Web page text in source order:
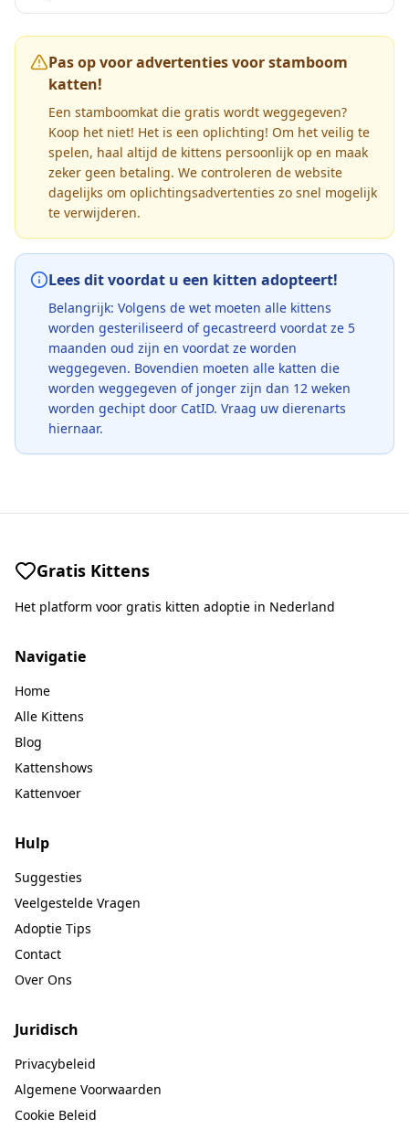
Pas op voor advertenties voor stamboom
katten!
Een stamboomkat die gratis wordt weggegeven?
Koop het niet! Het is een oplichting! Om het veilig te
spelen, haal altijd de kittens persoonlijk op en maak
zeker geen betaling. We controleren de website
dagelijks om oplichtingsadvertenties zo snel mogelijk
te verwijderen.
Lees dit voordat u een kitten adopteert!
Belangrijk: Volgens de wet moeten alle kittens
worden gesteriliseerd of gecastreerd voordat ze 5
maanden oud zijn en voordat ze worden
weggegeven. Bovendien moeten alle katten die
worden weggegeven of jonger zijn dan 12 weken
worden gechipt door CatID. Vraag uw dierenarts
hiernaar.
Gratis Kittens
Het platform voor gratis kitten adoptie in Nederland
Navigatie
Home
Alle Kittens
Blog
Kattenshows
Kattenvoer
Hulp
Suggesties
Veelgestelde Vragen
Adoptie Tips
Contact
Over Ons
Juridisch
Privacybeleid
Algemene Voorwaarden
Cookie Beleid